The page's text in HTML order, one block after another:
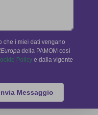
che i miei dati vengano
della PAMOM così
Policy e dalla vigente
Messaggio